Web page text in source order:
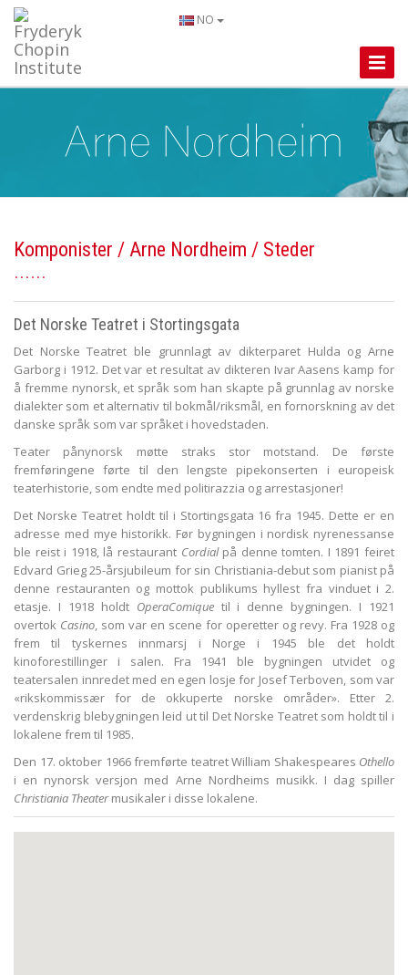
NO
Toggle
Komponister / Arne Nordheim / Steder
Det Norske Teatret i Stortingsgata
Det Norske Teatret ble grunnlagt av dikterparet Hulda og Arne
Garborg i 1912. Det var et resultat av dikteren Ivar Aasens kamp for
å fremme nynorsk, et språk som han skapte på grunnlag av norske
dialekter som et alternativ til bokmål/riksmål, en fornorskning av det
danske språk som var språket i hovedstaden.
Teater pånynorsk møtte straks stor motstand. De første
fremføringene førte til den lengste pipekonserten i europeisk
teaterhistorie, som endte med politirazzia og arrestasjoner!
Det Norske Teatret holdt til i Stortingsgata 16 fra 1945. Dette er en
adresse med mye historikk. Før bygningen i nordisk nyrenessanse
ble reist i 1918, lå restaurant Cordialpå denne tomten. I 1891 feiret
Edvard Grieg 25-årsjubileum for sin Christiania-debut som pianist på
denne restauranten og mottok publikums hyllest fra vinduet i 2.
etasje. I 1918 holdt OperaComique til i denne bygningen. I 1921
overtok Casino, som var en scene for operetter og revy. Fra 1928 og
frem til tyskernes innmarsj i Norge i 1945 ble det holdt
kinoforestillinger i salen. Fra 1941 ble bygningen utvidet og
teatersalen innredet med en egen losje for Josef Terboven, som var
«rikskommissær for de okkuperte norske områder». Etter 2.
verdenskrig blebygningen leid ut til Det Norske Teatret som holdt til i
lokalene frem til 1985.
Den 17. oktober 1966 fremførte teatret William Shakespeares Othello
i en nynorsk versjon med Arne Nordheims musikk. I dag spiller
Christiania Theatermusikaler i disse lokalene.